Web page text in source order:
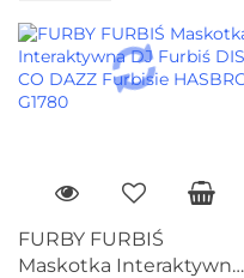
FURBY FURBIŚ
Maskotka Interaktywna